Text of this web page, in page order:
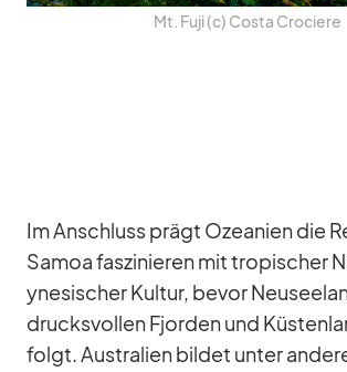
Mt. Fuji (c) Costa Cro­ciere
Im An­schluss prägt Ozea­nien die
Sa­moa fas­zi­nie­ren mit tro­pi­scher
y­ne­si­scher Kul­tur, be­vor
drucks­vol­len Fjor­den und
folgt. Aus­tra­lien bil­det un­ter